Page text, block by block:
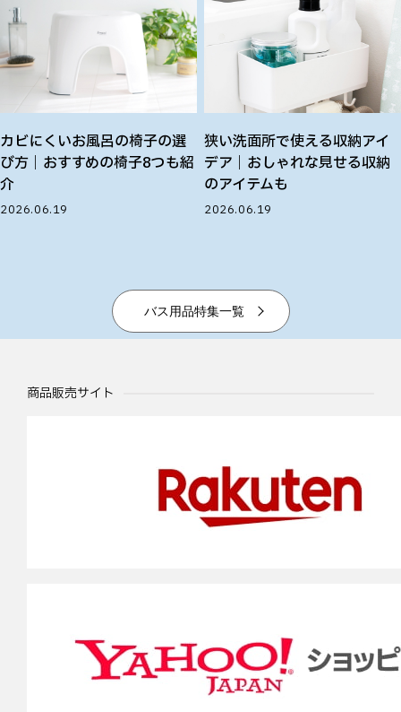
カビにくいお風呂の椅子の選
び方｜おすすめの椅子8つも紹
介
2026.06.19
狭い洗面所で使える収納アイ
デア｜おしゃれな見せる収納
のアイテムも
2026.06.19
バス用品特集一覧
商品販売サイト